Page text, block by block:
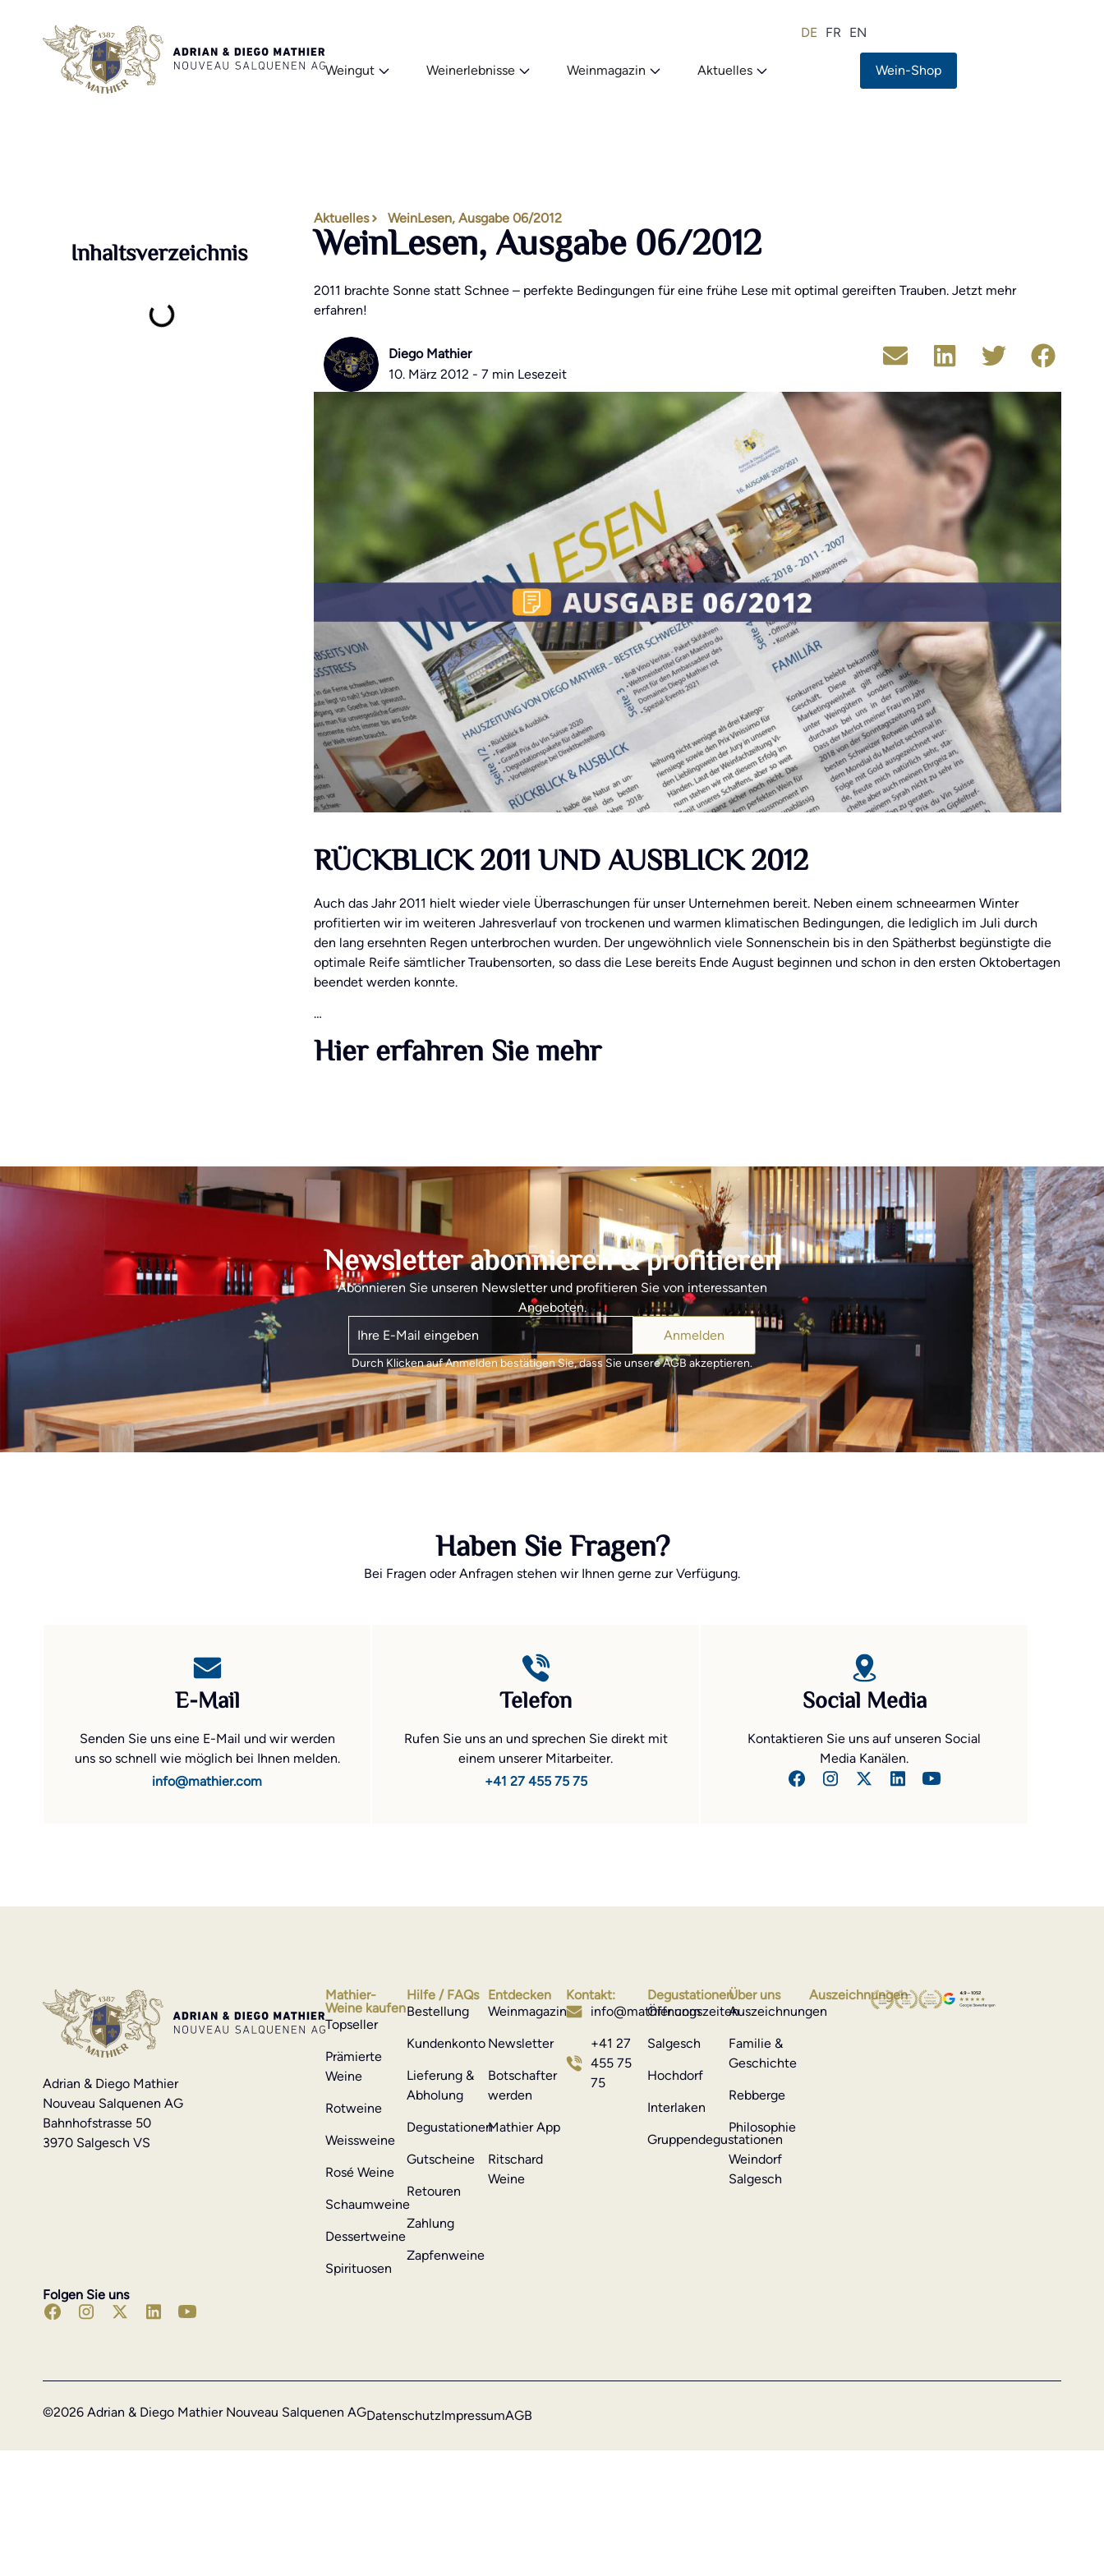
DE FR EN
Weingut Weinerlebnisse Weinmagazin Aktuelles Wein-Shop
Inhaltsverzeichnis
Aktuelles WeinLesen, Ausgabe 06/2012
WeinLesen, Ausgabe 06/2012
2011 brachte Sonne statt Schnee – perfekte Bedingungen für eine frühe Lese mit optimal gereiften Trauben. Jetzt mehr
erfahren!
Diego Mathier
10. März 2012 - 7 min Lesezeit
RÜCKBLICK 2011 UND AUSBLICK 2012
Auch das Jahr 2011 hielt wieder viele Überraschungen für unser Unternehmen bereit. Neben einem schneearmen Winter
profitierten wir im weiteren Jahresverlauf von trockenen und warmen klimatischen Bedingungen, die lediglich im Juli durch
den lang ersehnten Regen unterbrochen wurden. Der ungewöhnlich viele Sonnenschein bis in den Spätherbst begünstigte die
optimale Reife sämtlicher Traubensorten, so dass die Lese bereits Ende August beginnen und schon in den ersten Oktobertagen
beendet werden konnte.
…
Hier erfahren Sie mehr
Newsletter abonnieren & profitieren
Abonnieren Sie unseren Newsletter und profitieren Sie von interessanten
Angeboten.
Anmelden
Durch Klicken auf Anmelden bestätigen Sie, dass Sie unsere AGB akzeptieren.
Haben Sie Fragen?
Bei Fragen oder Anfragen stehen wir Ihnen gerne zur Verfügung.
E-Mail
Senden Sie uns eine E-Mail und wir werden
uns so schnell wie möglich bei Ihnen melden.
info@mathier.com
Telefon
Rufen Sie uns an und sprechen Sie direkt mit
einem unserer Mitarbeiter.
+41 27 455 75 75
Social Media
Kontaktieren Sie uns auf unseren Social
Media Kanälen.
Adrian & Diego Mathier
Nouveau Salquenen AG
Bahnhofstrasse 50
3970 Salgesch VS
Folgen Sie uns
Mathier-
Weine kaufen
Topseller
Prämierte
Weine
Rotweine
Weissweine
Rosé Weine
Schaumweine
Dessertweine
Spirituosen
Hilfe / FAQs
Bestellung
Kundenkonto
Lieferung &
Abholung
Degustationen
Gutscheine
Retouren
Zahlung
Zapfenweine
Entdecken
Weinmagazin
Newsletter
Botschafter
werden
Mathier App
Ritschard
Weine
Kontakt:
info@mathier.com
+41 27
455 75
75
Degustationen
Öffnungszeiten
Salgesch
Hochdorf
Interlaken
Gruppendegustationen
Über uns
Auszeichnungen
Familie &
Geschichte
Rebberge
Philosophie
Weindorf
Salgesch
Auszeichnungen
©2026 Adrian & Diego Mathier Nouveau Salquenen AGDatenschutzImpressumAGB